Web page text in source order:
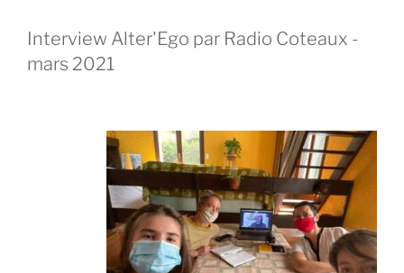
Interview Alter'Ego par Radio Coteaux -
mars 2021